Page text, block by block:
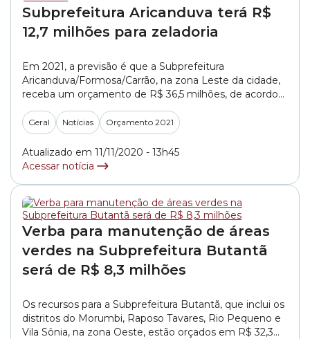
Subprefeitura Aricanduva terá R$
12,7 milhões para zeladoria
Em 2021, a previsão é que a Subprefeitura
Aricanduva/Formosa/Carrão, na zona Leste da cidade,
receba um orçamento de R$ 36,5 milhões, de acordo
com a Proposta de Lei Orçamentária Anual 2021 ( PL
(Projeto de Lei) 643/2020), que estima as receitas e
fixa as despesas da capital para o próximo ano. Desse
Geral Notícias Orçamento 2021
Atualizado em 11/11/2020 - 13h45
Acessar notícia
Verba para manutenção de áreas
verdes na Subprefeitura Butantã
será de R$ 8,3 milhões
Os recursos para a Subprefeitura Butantã, que inclui os
distritos do Morumbi, Raposo Tavares, Rio Pequeno e
Vila Sônia, na zona Oeste, estão orçados em R$ 32,3